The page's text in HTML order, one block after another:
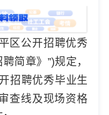
区公开招聘优秀
简章》”)规定，
招聘优秀毕业生
查线及现场资格